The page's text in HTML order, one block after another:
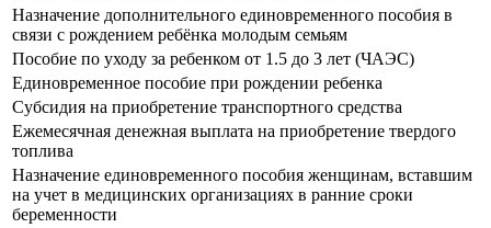
Назначение дополнительного единовременного пособия в
связи с рождением ребёнка молодым семьям
Пособие по уходу за ребенком от 1.5 до 3 лет (ЧАЭС)
Единовременное пособие при рождении ребенка
Субсидия на приобретение транспортного средства
Ежемесячная денежная выплата на приобретение твердого
топлива
Назначение единовременного пособия женщинам, вставшим
на учет в медицинских организациях в ранние сроки
беременности